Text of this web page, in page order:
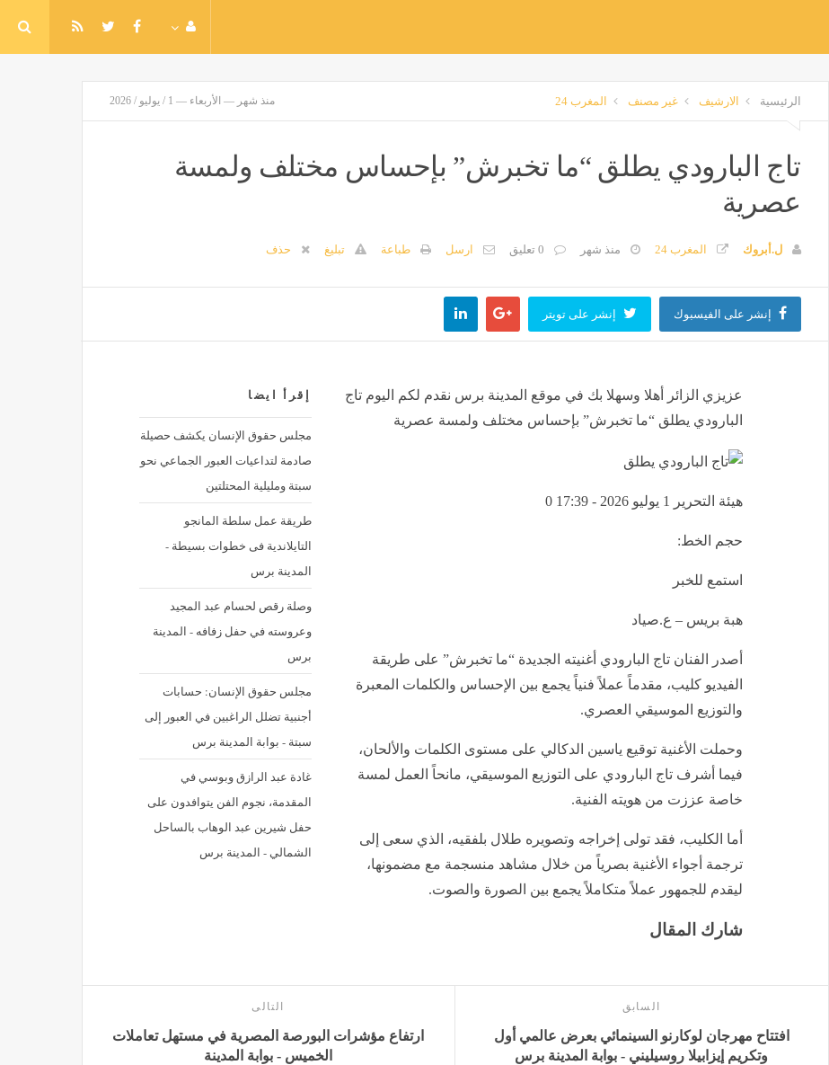
الرئيسية الارشيف غير مصنف المغرب 24 منذ شهر — الأربعاء — 1 / يوليو / 2026
تاج البارودي يطلق “ما تخبرش” بإحساس مختلف ولمسة
عصرية
ل.أبروك المغرب 24 منذ شهر 0 تعليق ارسل طباعة تبليغ حذف
إنشر على الفيسبوك إنشر على تويتر
إقرأ ايضا
مجلس حقوق الإنسان يكشف حصيلة
صادمة لتداعيات العبور الجماعي نحو
سبتة ومليلية المحتلتين
طريقة عمل سلطة المانجو
التايلاندية فى خطوات بسيطة -
المدينة برس
وصلة رقص لحسام عبد المجيد
وعروسته في حفل زفافه - المدينة
برس
مجلس حقوق الإنسان: حسابات
أجنبية تضلل الراغبين في العبور إلى
سبتة - بوابة المدينة برس
غادة عبد الرازق وبوسي في
المقدمة، نجوم الفن يتوافدون على
حفل شيرين عبد الوهاب بالساحل
الشمالي - المدينة برس
عزيزي الزائر أهلا وسهلا بك في موقع المدينة برس نقدم لكم اليوم تاج
البارودي يطلق “ما تخبرش” بإحساس مختلف ولمسة عصرية
هيئة التحرير 1 يوليو 2026 - 17:39 0
حجم الخط:
استمع للخبر
هبة بريس – ع.صياد
أصدر الفنان تاج البارودي أغنيته الجديدة “ما تخبرش” على طريقة
الفيديو كليب، مقدماً عملاً فنياً يجمع بين الإحساس والكلمات المعبرة
والتوزيع الموسيقي العصري.
وحملت الأغنية توقيع ياسين الدكالي على مستوى الكلمات والألحان،
فيما أشرف تاج البارودي على التوزيع الموسيقي، مانحاً العمل لمسة
خاصة عززت من هويته الفنية.
أما الكليب، فقد تولى إخراجه وتصويره طلال بلفقيه، الذي سعى إلى
ترجمة أجواء الأغنية بصرياً من خلال مشاهد منسجمة مع مضمونها،
ليقدم للجمهور عملاً متكاملاً يجمع بين الصورة والصوت.
شارك المقال
السابق
افتتاح مهرجان لوكارنو السينمائي بعرض عالمي أول
وتكريم إيزابيلا روسيليني - بوابة المدينة برس
التالى
ارتفاع مؤشرات البورصة المصرية في مستهل تعاملات
الخميس - بوابة المدينة